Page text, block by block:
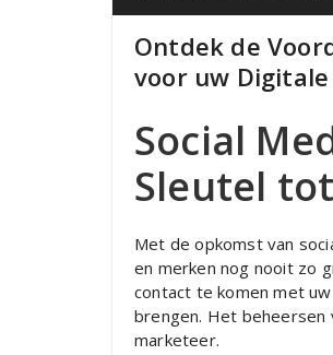
Ontdek de
voor uw
Social
Sleutel
Met de opkomst van
en merken nog nooit zo
contact te komen met
brengen. Het beheersen
marketeer.